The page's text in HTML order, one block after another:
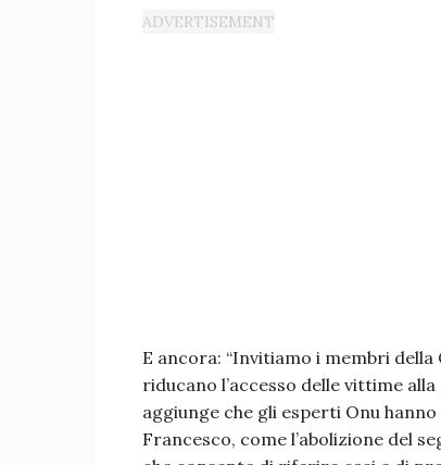
E ancora: “Invitiamo i membri
riducano l’accesso delle vittime
aggiunge che gli esperti Onu
Francesco, come l’abolizione del